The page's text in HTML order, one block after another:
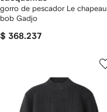
gorro de pescador Le chapeau
bob Gadjo
$ 368.237